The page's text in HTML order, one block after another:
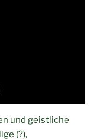
und geistliche
(?),